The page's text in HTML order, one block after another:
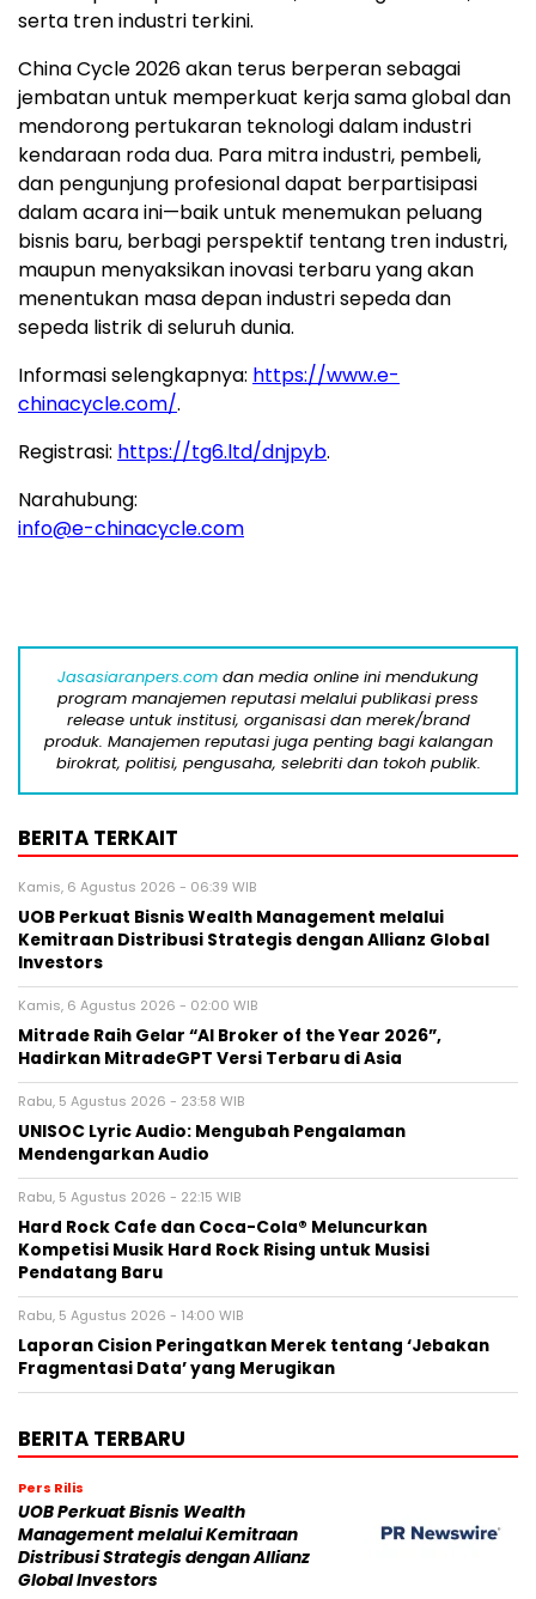
serta tren industri terkini.
China Cycle 2026 akan terus berperan sebagai
jembatan untuk memperkuat kerja sama global dan
mendorong pertukaran teknologi dalam industri
kendaraan roda dua. Para mitra industri, pembeli,
dan pengunjung profesional dapat berpartisipasi
dalam acara ini—baik untuk menemukan peluang
bisnis baru, berbagi perspektif tentang tren industri,
maupun menyaksikan inovasi terbaru yang akan
menentukan masa depan industri sepeda dan
sepeda listrik di seluruh dunia.
Informasi selengkapnya: https://www.e-
chinacycle.com/.
Registrasi: https://tg6.ltd/dnjpyb.
Narahubung:
info@e-chinacycle.com
Jasasiaranpers.com dan media online ini mendukung
program manajemen reputasi melalui publikasi press
release untuk institusi, organisasi dan merek/brand
produk. Manajemen reputasi juga penting bagi kalangan
birokrat, politisi, pengusaha, selebriti dan tokoh publik.
BERITA TERKAIT
Kamis, 6 Agustus 2026 - 06:39 WIB
UOB Perkuat Bisnis Wealth Management melalui
Kemitraan Distribusi Strategis dengan Allianz Global
Investors
Kamis, 6 Agustus 2026 - 02:00 WIB
Mitrade Raih Gelar “AI Broker of the Year 2026”,
Hadirkan MitradeGPT Versi Terbaru di Asia
Rabu, 5 Agustus 2026 - 23:58 WIB
UNISOC Lyric Audio: Mengubah Pengalaman
Mendengarkan Audio
Rabu, 5 Agustus 2026 - 22:15 WIB
Hard Rock Cafe dan Coca-Cola® Meluncurkan
Kompetisi Musik Hard Rock Rising untuk Musisi
Pendatang Baru
Rabu, 5 Agustus 2026 - 14:00 WIB
Laporan Cision Peringatkan Merek tentang ‘Jebakan
Fragmentasi Data’ yang Merugikan
BERITA TERBARU
Pers Rilis
UOB Perkuat Bisnis Wealth
Management melalui Kemitraan
Distribusi Strategis dengan Allianz
Global Investors